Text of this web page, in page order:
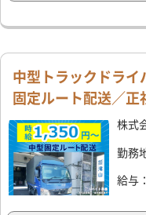
中型トラックドラ
固定ルート配送／正
株式
勤務
給与